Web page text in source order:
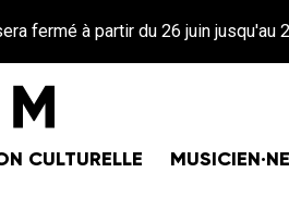
partir du 26 juin jusqu'au 25 août
CULTURELLE